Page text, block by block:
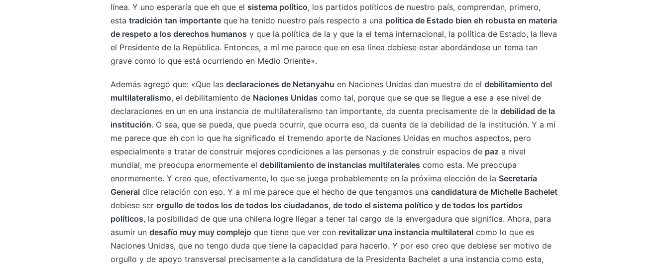
línea. Y uno esperaría que eh que el sistema político, los partidos políticos de nuestro país, comprendan, primero,
esta tradición tan importante que ha tenido nuestro país respecto a una política de Estado bien eh robusta en materia
de respeto a los derechos humanos y que la política de la y que la el tema internacional, la política de Estado, la lleva
el Presidente de la República. Entonces, a mí me parece que en esa línea debiese estar abordándose un tema tan
grave como lo que está ocurriendo en Medio Oriente».
Además agregó que: «Que las declaraciones de Netanyahu en Naciones Unidas dan muestra de el debilitamiento del
multilateralismo, el debilitamiento de Naciones Unidas como tal, porque que se que se llegue a ese a ese nivel de
declaraciones en un en una instancia de multilateralismo tan importante, da cuenta precisamente de la debilidad de la
institución. O sea, que se pueda, que pueda ocurrir, que ocurra eso, da cuenta de la debilidad de la institución. Y a mí
me parece que eh con lo que ha significado el tremendo aporte de Naciones Unidas en muchos aspectos, pero
especialmente a tratar de construir mejores condiciones a las personas y de construir espacios de paz a nivel
mundial, me preocupa enormemente el debilitamiento de instancias multilaterales como esta. Me preocupa
enormemente. Y creo que, efectivamente, lo que se juega probablemente en la próxima elección de la Secretaría
General dice relación con eso. Y a mí me parece que el hecho de que tengamos una candidatura de Michelle Bachelet
debiese ser orgullo de todos los de todos los ciudadanos, de todo el sistema político y de todos los partidos
políticos, la posibilidad de que una chilena logre llegar a tener tal cargo de la envergadura que significa. Ahora, para
asumir un desafío muy muy complejo que tiene que ver con revitalizar una instancia multilateral como lo que es
Naciones Unidas, que no tengo duda que tiene la capacidad para hacerlo. Y por eso creo que debiese ser motivo de
orgullo y de apoyo transversal precisamente a la candidatura de la Presidenta Bachelet a una instancia como esta,